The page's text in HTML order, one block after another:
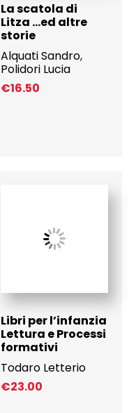
La scatola di
Litza …ed altre
storie
Alquati Sandro,
Polidori Lucia
€16.50
Libri per l’infanzia
Lettura e Processi
formativi
Todaro Letterio
€23.00